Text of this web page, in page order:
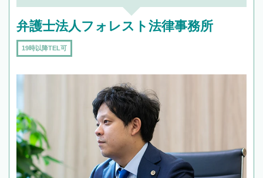
弁護士法人フォレスト法律事務所
19時以降TEL可